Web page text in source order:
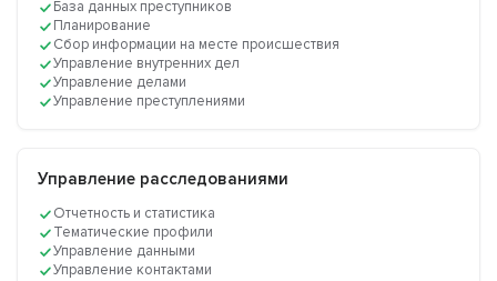
База данных преступников
Планирование
Сбор информации на месте происшествия
Управление внутренних дел
Управление делами
Управление преступлениями
Управление расследованиями
Отчетность и статистика
Тематические профили
Управление данными
Управление контактами